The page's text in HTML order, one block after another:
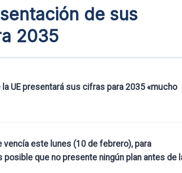
de sus
2035
UE presentará sus cifras para 2035 «mucho
vencía este lunes (10 de febrero), para
que no presente ningún plan antes de